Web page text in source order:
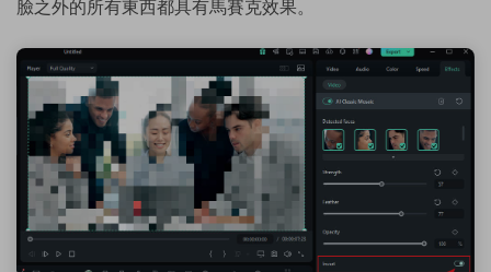
臉之外的所有東西都具有馬賽克效果。